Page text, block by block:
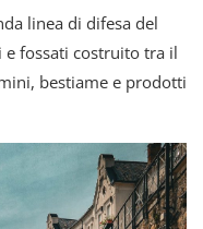
linea di difesa del
fossati costruito tra il
bestiame e prodotti